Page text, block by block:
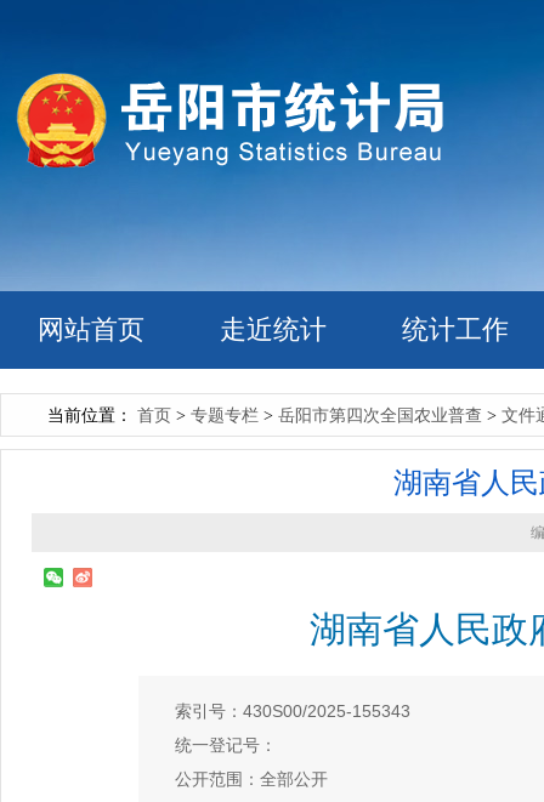
网站首页 走近统计 统计工作
当前位置： 首页 > 专题专栏 > 岳阳市第四次全国农业普查 > 文件
湖南省人
湖南省人民政
索引号：430S00/2025-155343
统一登记号：
公开范围：全部公开